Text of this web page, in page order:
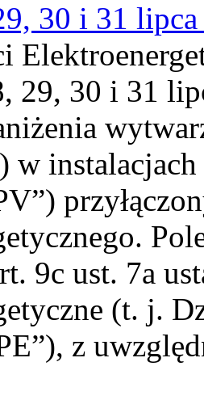
30 i 31
29, 30 i 31
w
9c ust. 7a
(t. j.
z